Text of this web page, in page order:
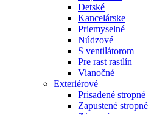
Detské
Kancelárske
Priemyselné
Núdzové
S ventilátorom
Pre rast rastlín
Vianočné
Exteriérové
Prisadené stropné
Zapustené stropné